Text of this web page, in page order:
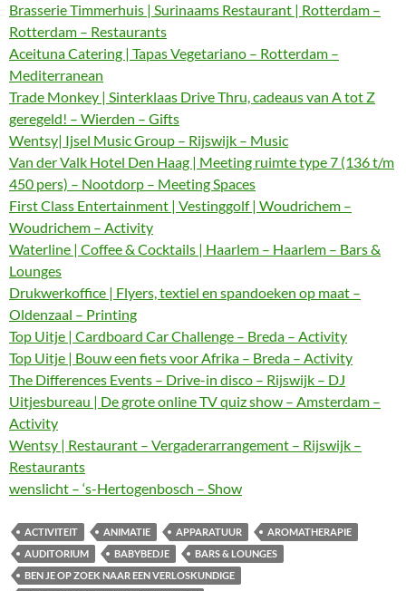
Brasserie Timmerhuis | Surinaams Restaurant | Rotterdam –
Rotterdam – Restaurants
Aceituna Catering | Tapas Vegetariano – Rotterdam –
Mediterranean
Trade Monkey | Sinterklaas Drive Thru, cadeaus van A tot Z
geregeld! – Wierden – Gifts
Wentsy| Ijsel Music Group – Rijswijk – Music
Van der Valk Hotel Den Haag | Meeting ruimte type 7 (136 t/m
450 pers) – Nootdorp – Meeting Spaces
First Class Entertainment | Vestinggolf | Woudrichem –
Woudrichem – Activity
Waterline | Coffee & Cocktails | Haarlem – Haarlem – Bars &
Lounges
Drukwerkoffice | Flyers, textiel en spandoeken op maat –
Oldenzaal – Printing
Top Uitje | Cardboard Car Challenge – Breda – Activity
Top Uitje | Bouw een fiets voor Afrika – Breda – Activity
The Differences Events – Drive-in disco – Rijswijk – DJ
Uitjesbureau | De grote online TV quiz show – Amsterdam –
Activity
Wentsy | Restaurant – Vergaderarrangement – Rijswijk –
Restaurants
wenslicht – ‘s-Hertogenbosch – Show
ACTIVITEIT ANIMATIE APPARATUUR
AROMATHERAPIE
AUDITORIUM
BABYBEDJE
BARS & LOUNGES
BEN JE OP ZOEK NAAR EEN VERLOSKUNDIGE